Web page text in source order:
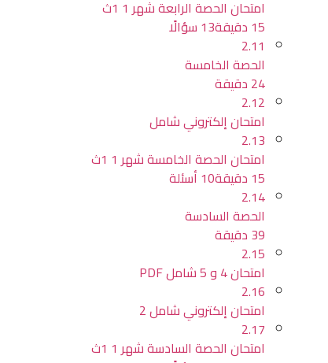
امتحان الحصة الرابعة شهر 1 1ث
15 دقيقة
13 سؤالًا
2.11
الحصة الخامسة
24 دقيقة
2.12
امتحان إلكتروني شامل
2.13
امتحان الحصة الخامسة شهر 1 1ث
15 دقيقة
10 أسئلة
2.14
الحصة السادسة
39 دقيقة
2.15
امتحان 4 و 5 شامل PDF
2.16
امتحان إلكتروني شامل 2
2.17
امتحان الحصة السادسة شهر 1 1ث